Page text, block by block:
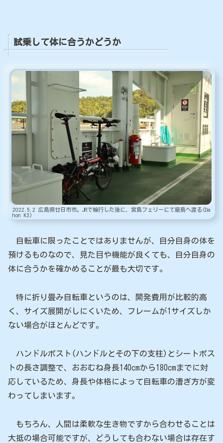
試乗して体に合うかどうか
2022.5.2 広島県廿日市市。JRで輪行した後に、宮島フェリーにて厳島へ渡る(Da
hon K3)
自転車に限ったことではありませんが、自分自身の体を
預けるものなので、見た目や機能が良くても、自分自身の
体に合うかを確かめることが最も大切です。
特に折り畳み自転車というのは、開発費用が比較的高
く、サイズ展開がしにくいため、フレームが1サイズしか
ない場合がほとんどです。
ハンドルポスト(ハンドルとその下の支柱)とシートポス
トの長さ調整で、おおむね身長140cmから180cmまでに対
応しているため、身長や体格によって自転車の漕ぎ方が変
わってしまいます。
もちろん、人間は柔軟な生き物ですから合わせることは
大抵の場合可能ですが、どうしても合わない場合は存在す